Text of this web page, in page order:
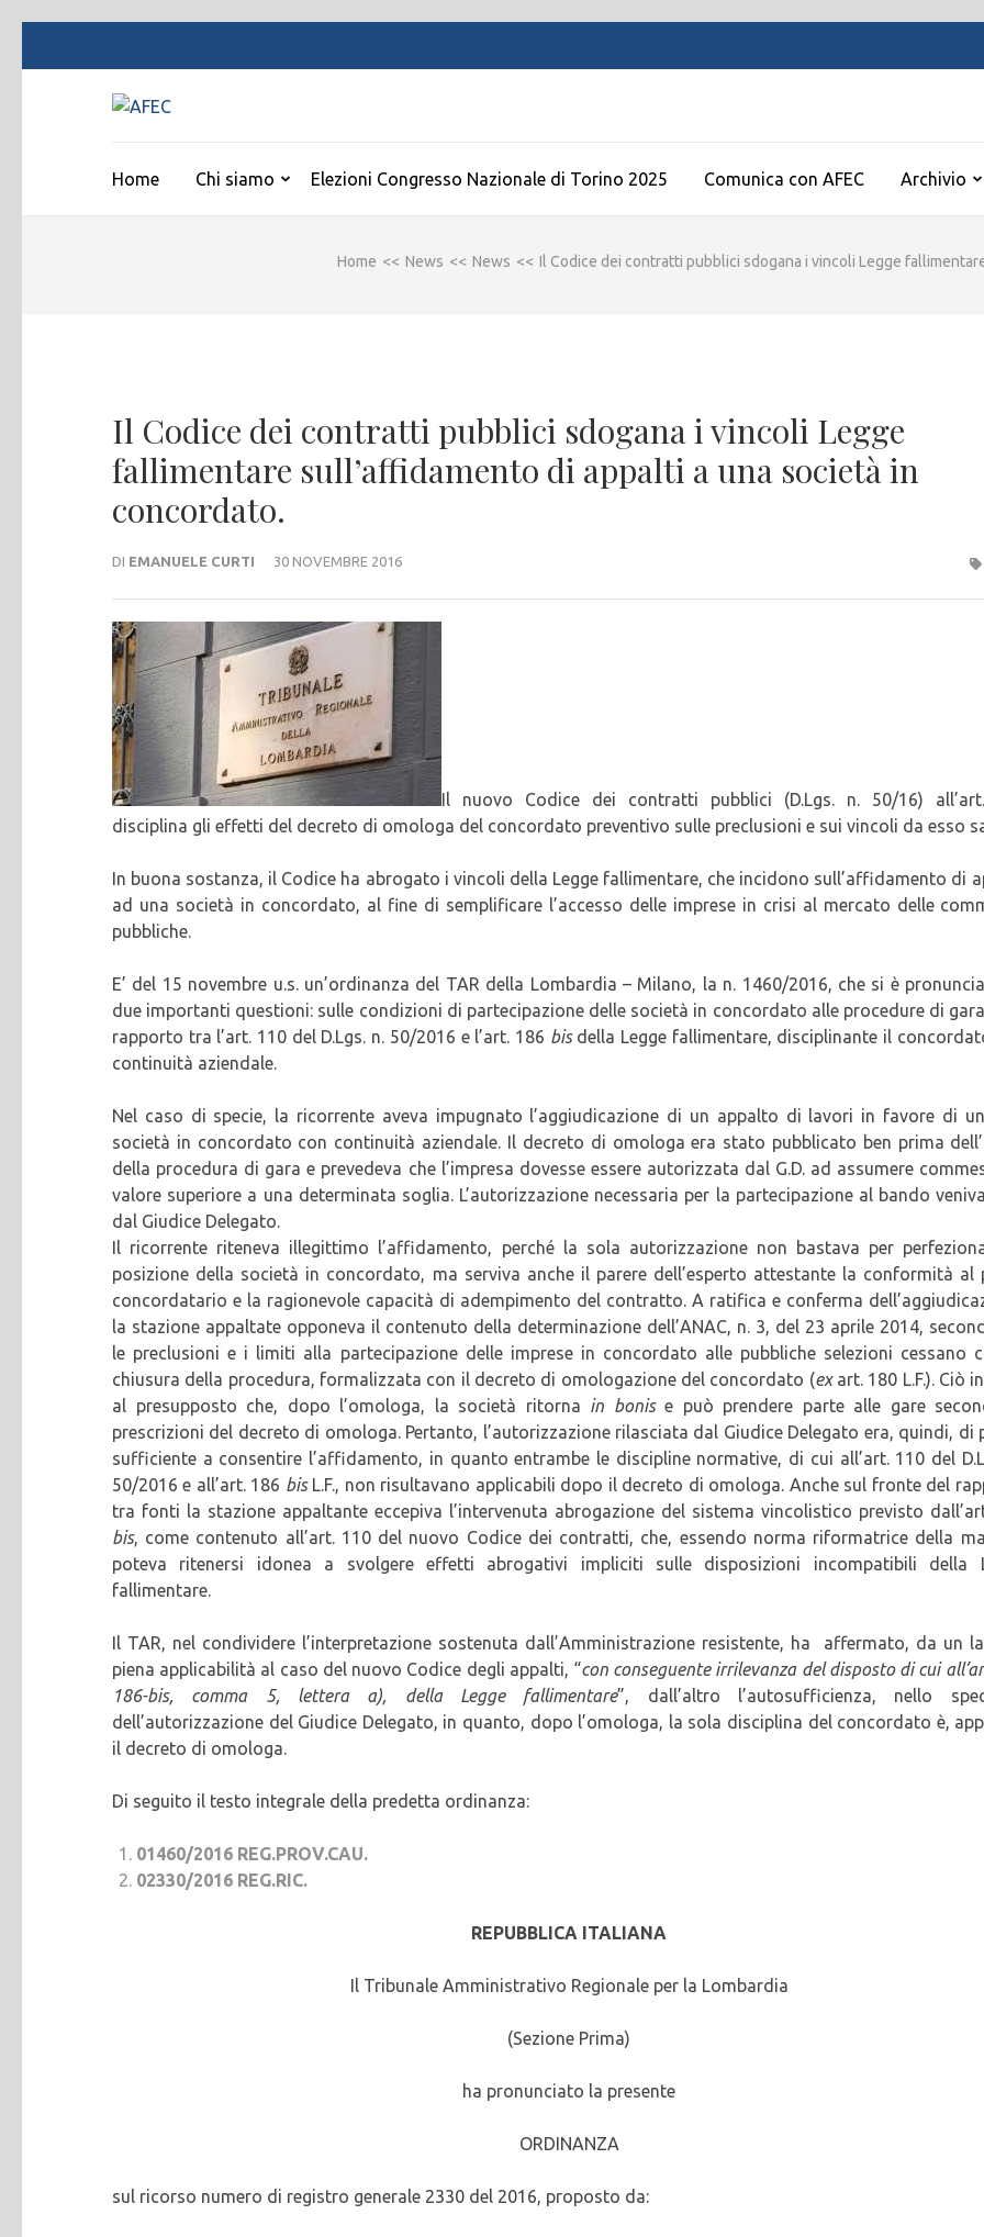
Home Chi siamo Elezioni Congresso Nazionale di Torino 2025 Comunica con AFEC Archivio
Home << News << News << Il Codice dei contratti pubblici sdogana i vincoli Legge
Il Codice dei contratti pubblici sdogana i vincoli Legge
fallimentare sull’affidamento di appalti a una società in
concordato.
DI EMANUELE CURTI 30 NOVEMBRE 2016
Il nuovo Codice dei contratti pubblici (D.Lgs. n. 50/16)
disciplina gli effetti del decreto di omologa del concordato preventivo sulle preclusioni e sui vincoli da esso
In buona sostanza, il Codice ha abrogato i vincoli della Legge fallimentare, che incidono sull’affidamento di
ad una società in concordato, al fine di semplificare l’accesso delle imprese in crisi al mercato delle
pubbliche.
E’ del 15 novembre u.s. un’ordinanza del TAR della Lombardia – Milano, la n. 1460/2016, che si è
due importanti questioni: sulle condizioni di partecipazione delle società in concordato alle procedure di
rapporto tra l’art. 110 del D.Lgs. n. 50/2016 e l’art. 186 bisdella Legge fallimentare, disciplinante il
continuità aziendale.
Nel caso di specie, la ricorrente aveva impugnato l’aggiudicazione di un appalto di lavori in favore di
società in concordato con continuità aziendale. Il decreto di omologa era stato pubblicato ben prima
della procedura di gara e prevedeva che l’impresa dovesse essere autorizzata dal G.D. ad assumere
valore superiore a una determinata soglia. L’autorizzazione necessaria per la partecipazione al bando
dal Giudice Delegato.
Il ricorrente riteneva illegittimo l’affidamento, perché la sola autorizzazione non bastava per
posizione della società in concordato, ma serviva anche il parere dell’esperto attestante la conformità al
concordatario e la ragionevole capacità di adempimento del contratto. A ratifica e conferma
la stazione appaltate opponeva il contenuto della determinazione dell’ANAC, n. 3, del 23 aprile 2014,
le preclusioni e i limiti alla partecipazione delle imprese in concordato alle pubbliche selezioni cessano
chiusura della procedura, formalizzata con il decreto di omologazione del concordato (exart. 180 L.F.). Ciò
al presupposto che, dopo l’omologa, la società ritorna in bonise può prendere parte alle gare
prescrizioni del decreto di omologa. Pertanto, l’autorizzazione rilasciata dal Giudice Delegato era, quindi, di
sufficiente a consentire l’affidamento, in quanto entrambe le discipline normative, di cui all’art. 110 del
50/2016 e all’art. 186 bis L.F., non risultavano applicabili dopo il decreto di omologa. Anche sul fronte del
tra fonti la stazione appaltante eccepiva l’intervenuta abrogazione del sistema vincolistico previsto
bis, come contenuto all’art. 110 del nuovo Codice dei contratti, che, essendo norma riformatrice della
poteva ritenersi idonea a svolgere effetti abrogativi impliciti sulle disposizioni incompatibili della
fallimentare.
Il TAR, nel condividere l’interpretazione sostenuta dall’Amministrazione resistente, ha affermato, da un
piena applicabilità al caso del nuovo Codice degli appalti, “con conseguente irrilevanza del disposto di cui
186-bis, comma 5, lettera a), della Legge fallimentare”, dall’altro l’autosufficienza, nello
dell’autorizzazione del Giudice Delegato, in quanto, dopo l’omologa, la sola disciplina del concordato è,
il decreto di omologa.
Di seguito il testo integrale della predetta ordinanza:
01460/2016 REG.PROV.CAU.
02330/2016 REG.RIC.
REPUBBLICA ITALIANA
Il Tribunale Amministrativo Regionale per la Lombardia
(Sezione Prima)
ha pronunciato la presente
ORDINANZA
sul ricorso numero di registro generale 2330 del 2016, proposto da: